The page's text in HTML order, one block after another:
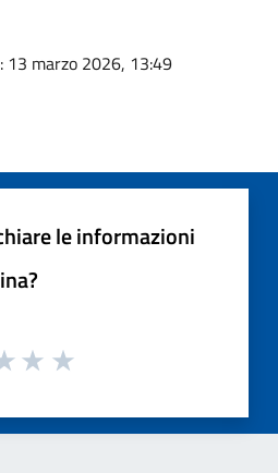
: 13 marzo 2026, 13:49
le informazioni